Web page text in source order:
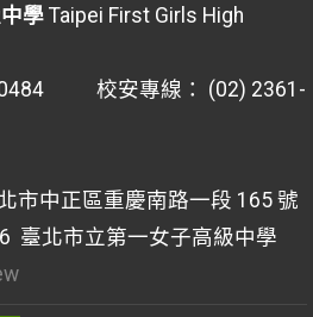
學Taipei First Girls High
校安專線： (02) 2361-
市中正區重慶南路一段 165 號
臺北市立第一女子高級中學